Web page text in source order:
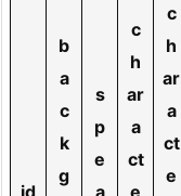
id
b
a
c
k
g
s
p
e
a
c
h
ar
a
ct
e
c
h
ar
a
ct
e